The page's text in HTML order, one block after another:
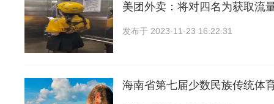
美团外卖：将对四名为获取流
发布于 2023-11-23 16:22:31
海南省第七届少数民族传统体